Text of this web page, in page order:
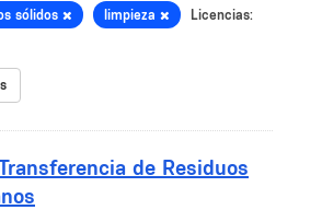
sólidos limpieza Licencias:
de Residuos